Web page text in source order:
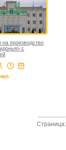
на производство
с